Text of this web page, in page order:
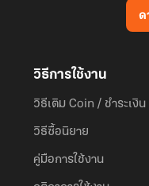
ด
วิธีการใช้งาน
วิธีเติม Coin / ชำระเงิน
วิธีซื้อนิยาย
คู่มือการใช้งาน